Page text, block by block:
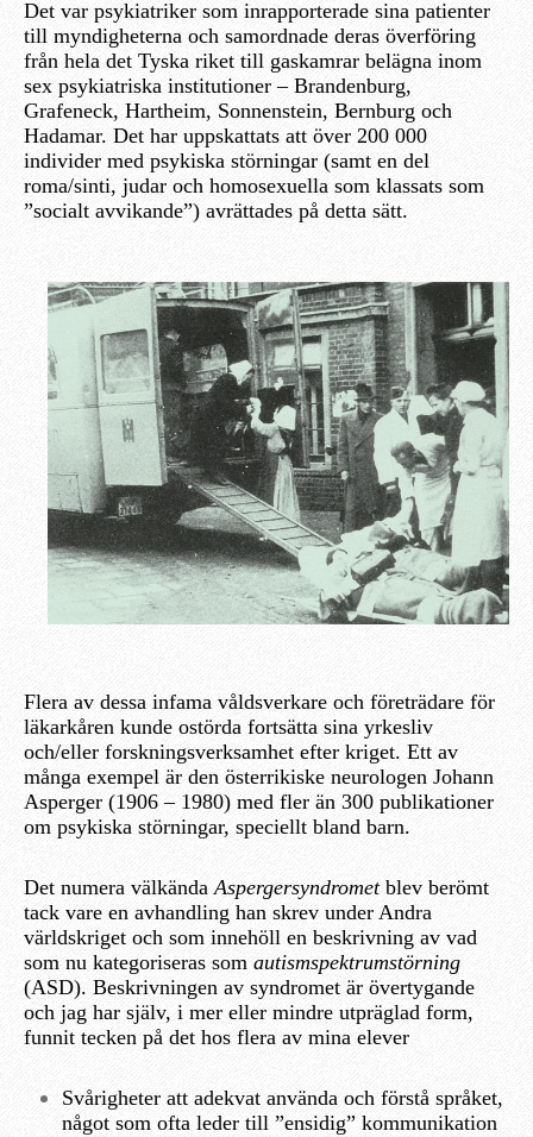
Det var psykiatriker som inrapporterade sina patienter
till myndigheterna och samordnade deras överföring
från hela det Tyska riket till gaskamrar belägna inom
sex psykiatriska institutioner – Brandenburg,
Grafeneck, Hartheim, Sonnenstein, Bernburg och
Hadamar. Det har uppskattats att över 200 000
individer med psykiska störningar (samt en del
roma/sinti, judar och homosexuella som klassats som
”socialt avvikande”) avrättades på detta sätt.
Flera av dessa infama våldsverkare och företrädare för
läkarkåren kunde ostörda fortsätta sina yrkesliv
och/eller forskningsverksamhet efter kriget. Ett av
många exempel är den österrikiske neurologen Johann
Asperger (1906 – 1980) med fler än 300 publikationer
om psykiska störningar, speciellt bland barn.
Det numera välkända Aspergersyndromet blev berömt
tack vare en avhandling han skrev under Andra
världskriget och som innehöll en beskrivning av vad
som nu kategoriseras som autismspektrumstörning
(ASD). Beskrivningen av syndromet är övertygande
och jag har själv, i mer eller mindre utpräglad form,
funnit tecken på det hos flera av mina elever
Svårigheter att adekvat använda och förstå språket,
något som ofta leder till ”ensidig” kommunikation